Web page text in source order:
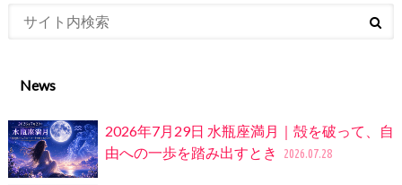
News
2026年7月29日 水瓶座満月｜殻を破って、自
由への一歩を踏み出すとき
2026.07.28